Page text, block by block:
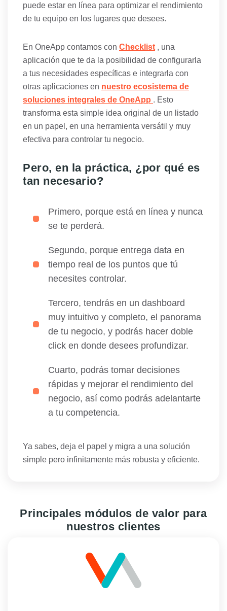
puede estar en línea para optimizar el rendimiento
de tu equipo en los lugares que desees.
En OneApp contamos con Checklist , una
aplicación que te da la posibilidad de configurarla
a tus necesidades específicas e integrarla con
otras aplicaciones en nuestro ecosistema de
soluciones integrales de OneApp . Esto
transforma esta simple idea original de un listado
en un papel, en una herramienta versátil y muy
efectiva para controlar tu negocio.
Pero, en la práctica, ¿por qué es
tan necesario?
Primero, porque está en línea y nunca
se te perderá.
Segundo, porque entrega data en
tiempo real de los puntos que tú
necesites controlar.
Tercero, tendrás en un dashboard
muy intuitivo y completo, el panorama
de tu negocio, y podrás hacer doble
click en donde desees profundizar.
Cuarto, podrás tomar decisiones
rápidas y mejorar el rendimiento del
negocio, así como podrás adelantarte
a tu competencia.
Ya sabes, deja el papel y migra a una solución
simple pero infinitamente más robusta y eficiente.
Principales módulos de valor para
nuestros clientes